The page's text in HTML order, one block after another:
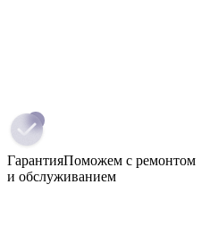
ГарантияПоможем с ремонтом
и обслуживанием